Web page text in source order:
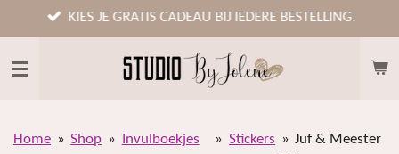
direct
naar
KIES JE GRATIS CADEAU BIJ IEDERE BESTELLING.
Home » Shop » Invulboekjes
» Stickers » Juf & Meester